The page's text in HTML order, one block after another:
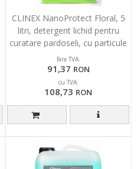
CLINEX NanoProtect Floral, 5
litri, detergent lichid pentru
curatare pardoseli, cu particule
silicon
fara TVA:
91,37 RON
cu TVA:
108,73 RON